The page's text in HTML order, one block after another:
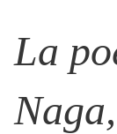
La
Naga,